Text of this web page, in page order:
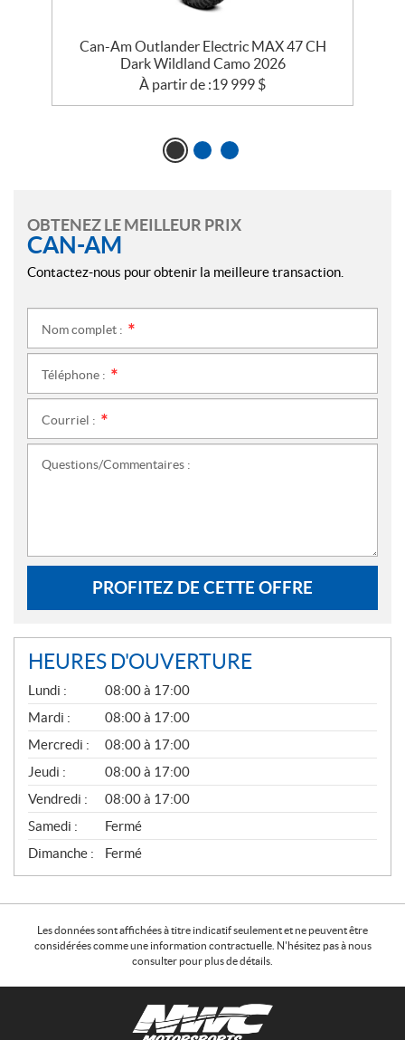
Can-Am Outlander Electric MAX 47 CH
Dark Wildland Camo 2026
À partir de :19 999 $
OBTENEZ LE MEILLEUR PRIX
CAN-AM
Contactez-nous pour obtenir la meilleure transaction.
Nom complet :
Téléphone :
Courriel :
Questions/Commentaires :
PROFITEZ DE CETTE OFFRE
HEURES D'OUVERTURE
G
É
N
É
R
A
L
Lundi :
08:00 à 17:00
Mardi :
08:00 à 17:00
Mercredi :
08:00 à 17:00
Jeudi :
08:00 à 17:00
Vendredi :
08:00 à 17:00
Samedi :
Fermé
Dimanche :
Fermé
Les données sont affichées à titre indicatif seulement et ne peuvent être
considérées comme une information contractuelle. N'hésitez pas à nous
consulter pour plus de détails.